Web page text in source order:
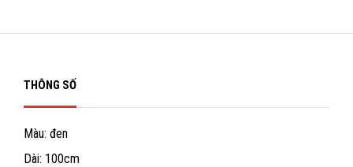
THÔNG SỐ
Màu: đen
Dài: 100cm